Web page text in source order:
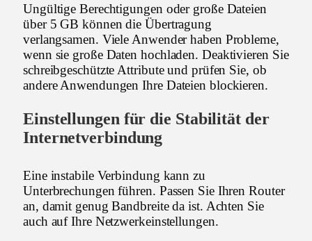
Ungültige Berechtigungen oder große Dateien
über 5 GB können die Übertragung
verlangsamen. Viele Anwender haben Probleme,
wenn sie große Daten hochladen. Deaktivieren Sie
schreibgeschützte Attribute und prüfen Sie, ob
andere Anwendungen Ihre Dateien blockieren.
Einstellungen für die Stabilität der
Internetverbindung
Eine instabile Verbindung kann zu
Unterbrechungen führen. Passen Sie Ihren Router
an, damit genug Bandbreite da ist. Achten Sie
auch auf Ihre Netzwerkeinstellungen.